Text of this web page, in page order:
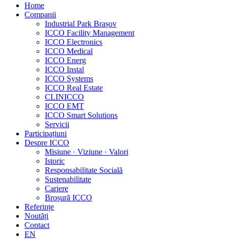
Home
Companii
Industrial Park Brașov
ICCO Facility Management
ICCO Electronics
ICCO Medical
ICCO Energ
ICCO Instal
ICCO Systems
ICCO Real Estate
CLINICCO
ICCO EMT
ICCO Smart Solutions
Servicii
Participațiuni
Despre ICCO
Misiune · Viziune · Valori
Istoric
Responsabilitate Socială
Sustenabilitate
Cariere
Broșură ICCO
Referințe
Noutăți
Contact
EN